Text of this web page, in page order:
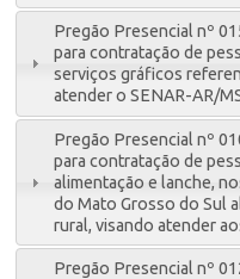
Pregão Presencial nº
para contratação de
serviços gráficos
atender o SENAR-AR/
Pregão Presencial nº
para contratação de
alimentação e lanche,
do Mato Grosso do Sul
rural, visando atender
Pregão Presencial nº